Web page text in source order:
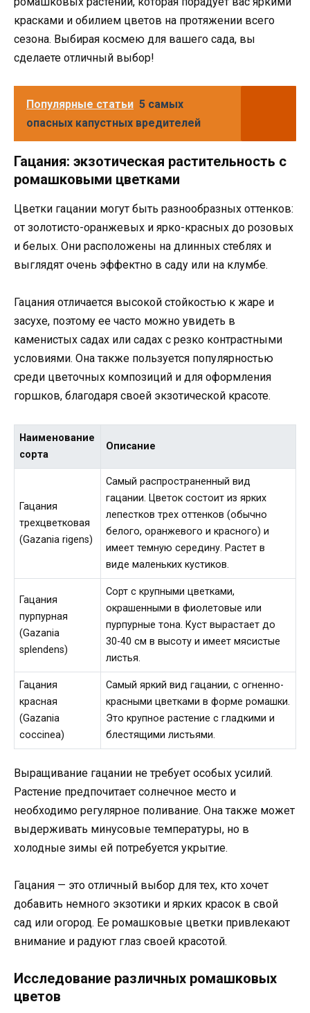
красками и обилием цветов на протяжении всего
сезона. Выбирая космею для вашего сада, вы
сделаете отличный выбор!
Популярные статьи 5 самых
опасных капустных вредителей
Гацания: экзотическая растительность с
ромашковыми цветками
Цветки гацании могут быть разнообразных оттенков:
от золотисто-оранжевых и ярко-красных до розовых
и белых. Они расположены на длинных стеблях и
выглядят очень эффектно в саду или на клумбе.
Гацания отличается высокой стойкостью к жаре и
засухе, поэтому ее часто можно увидеть в
каменистых садах или садах с резко контрастными
условиями. Она также пользуется популярностью
среди цветочных композиций и для оформления
горшков, благодаря своей экзотической красоте.
Наименование
сорта
Описание
Гацания
трехцветковая
(Gazania rigens)
Самый распространенный вид
гацании. Цветок состоит из ярких
лепестков трех оттенков (обычно
белого, оранжевого и красного) и
имеет темную середину. Растет в
виде маленьких кустиков.
Гацания
пурпурная
(Gazania
splendens)
Сорт с крупными цветками,
окрашенными в фиолетовые или
пурпурные тона. Куст вырастает до
30-40 см в высоту и имеет мясистые
листья.
Гацания
красная
(Gazania
coccinea)
Самый яркий вид гацании, с огненно-
красными цветками в форме ромашки.
Это крупное растение с гладкими и
блестящими листьями.
Выращивание гацании не требует особых усилий.
Растение предпочитает солнечное место и
необходимо регулярное поливание. Она также может
выдерживать минусовые температуры, но в
холодные зимы ей потребуется укрытие.
Гацания — это отличный выбор для тех, кто хочет
добавить немного экзотики и ярких красок в свой
сад или огород. Ее ромашковые цветки привлекают
внимание и радуют глаз своей красотой.
Исследование различных ромашковых
цветов